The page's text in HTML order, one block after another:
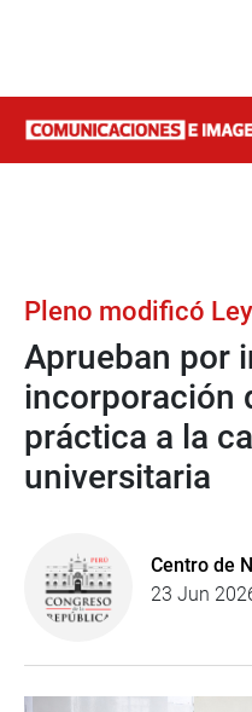
Pleno modificó
Aprueban por
incorporación
práctica a la
universitaria
Centro de
23 Jun